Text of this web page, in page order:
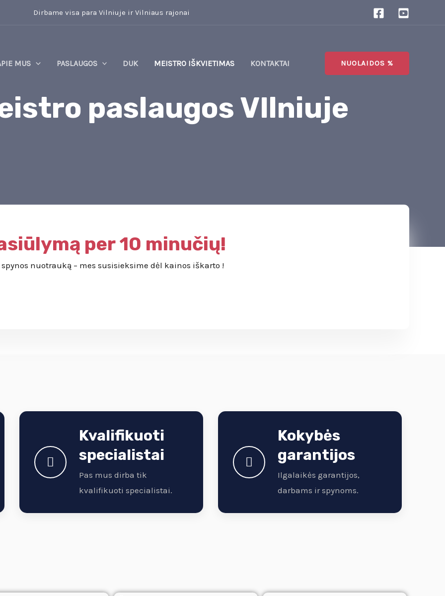
Dirbame visa para Vilniuje ir Vilniaus rajonai
MUS PASLAUGOS DUK MEISTRO IŠKVIETIMAS KONTAKTAI NUOLAIDOS %
paslaugos VIlniuje
per 10 minučių!
nuotrauką – mes susisieksime dėl kainos iškarto !
Kvalifikuoti
specialistai
Pas mus dirba tik
kvalifikuoti specialistai.
Kokybės
garantijos
Ilgalaikės garantijos,
darbams ir spynoms.